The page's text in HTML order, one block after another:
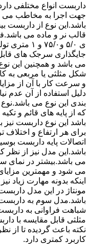
داربست انواع مختلفی
جهت اجرا به مخاطب می
باشد.این نوع از داربست
قالب نر و ماده می
ی ۵/۰ و۷۵/۰
جایگذاری سرجک های
شکل مثلثی یا مربعی به
و سرعت کار با آن از
دلیل استفاده از آن عدم
بندی این نوع می
که از پایه های قائم و
باشد این نوع داربست
برای هر ارتفاع و
اتصالات پایه داربست
باشد.این مدل نیز از نظر
می باشد.بیشتر در نمای
می شود و مهمترین
اینکه بدونه مهارت زیاد
مونتاژ در این مدل
باشد.مدل سوم به
شباهت فراوانی به
مثلثی قابل مقایسه با
نکته باعث گردیده تا از
کاربرد کمتری دارد.